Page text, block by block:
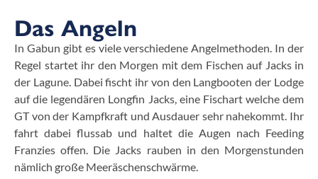
Das Angeln
In Gabun gibt es viele verschiedene Angelmethoden. In der
Regel startet ihr den Morgen mit dem Fischen auf Jacks in
der Lagune. Dabei fischt ihr von den Langbooten der Lodge
auf die legendären Longfin Jacks, eine Fischart welche dem
GT von der Kampfkraft und Ausdauer sehr nahekommt. Ihr
fahrt dabei flussab und haltet die Augen nach Feeding
Franzies offen. Die Jacks rauben in den Morgenstunden
nämlich große Meeräschenschwärme.